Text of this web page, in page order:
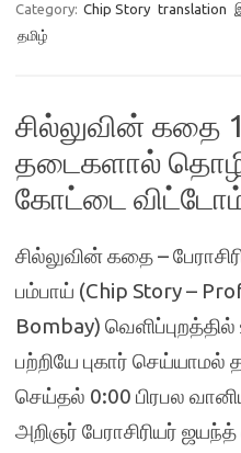
Category: Chip Story translation
தமிழ்
சில்லுவின் கதை
தடைகளால்
கோட்டை
சில்லுவின் கதை –
பம்பாய் (Chip Story –
Bombay)
பற்றியே புகார்
செய்தல் 0:00 பிரபல
அறிஞர் பேராசிரியர்